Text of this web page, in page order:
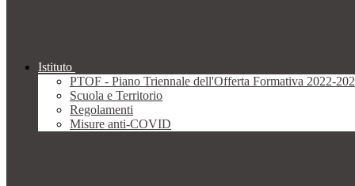
Istituto
PTOF - Piano Triennale dell'Offerta Formativa 2022-
Scuola e Territorio
Regolamenti
Misure anti-COVID